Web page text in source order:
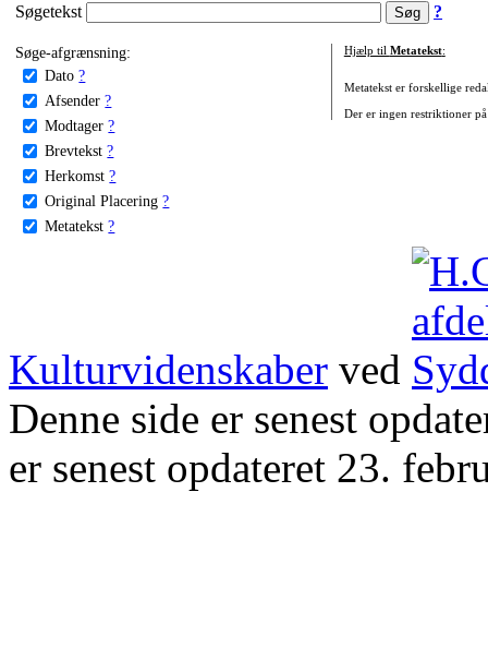
Søgetekst ?
Søge-afgrænsning:
Dato ?
Afsender ?
Modtager ?
Brevtekst ?
Herkomst ?
Original Placering ?
Metatekst ?
Hjælp til Metatekst:
Metatekst er forskellige
Der er ingen restriktioner
Kulturvidenskaber ved
Denne side er senest
er senest opdateret 23.